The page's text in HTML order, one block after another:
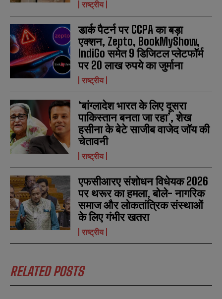
राष्ट्रीय
डार्क पैटर्न पर CCPA का बड़ा
एक्शन, Zepto, BookMyShow,
IndiGo समेत 9 डिजिटल प्लेटफॉर्म
पर 20 लाख रुपये का जुर्माना
राष्ट्रीय
‘बांग्लादेश भारत के लिए दूसरा
पाकिस्तान बनता जा रहा’, शेख
हसीना के बेटे साजीब वाजेद जॉय की
चेतावनी
राष्ट्रीय
एफसीआरए संशोधन विधेयक 2026
पर थरूर का हमला, बोले- नागरिक
समाज और लोकतांत्रिक संस्थाओं
के लिए गंभीर खतरा
राष्ट्रीय
RELATED POSTS